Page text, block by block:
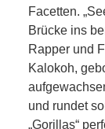
Facetten.
Brücke ins
Rapper und
Kalokoh,
und rundet
„Gorillas“